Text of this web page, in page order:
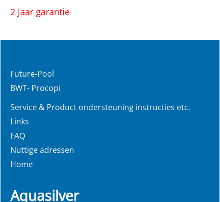
2 Jaar garantie
Future-Pool
BWT- Procopi
Service & Product ondersteuning instructies etc.
Links
FAQ
Nuttige adressen
Home
Aquasilver